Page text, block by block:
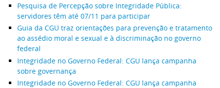
Pesquisa de Percepção sobre Integridade Pública:
servidores têm até 07/11 para participar
Guia da CGU traz orientações para prevenção e tratamento
ao assédio moral e sexual e à discriminação no governo
federal
Integridade no Governo Federal: CGU lança campanha
sobre governança
Integridade no Governo Federal: CGU lança campanha